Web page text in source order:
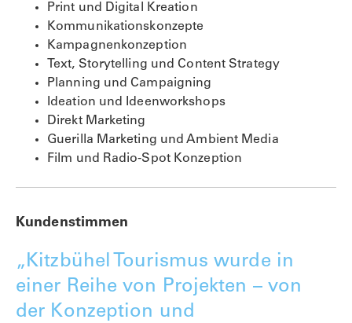
Print und Digital Kreation
Kommunikationskonzepte
Kampagnenkonzeption
Text, Storytelling und Content Strategy
Planning und Campaigning
Ideation und Ideenworkshops
Direkt Marketing
Guerilla Marketing und Ambient Media
Film und Radio-Spot Konzeption
Kundenstimmen
„Kitzbühel Tourismus wurde in
einer Reihe von Projekten – von
der Konzeption und